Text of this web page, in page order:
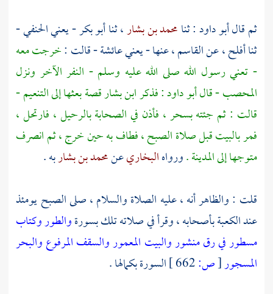
ثم قالأبو داود: ثنامحمد بن بشار، ثناأبو بكر- يعني الحنفي -
ثناأفلح، عنالقاسم، عنها - يعنيعائشة- قالت :خرجت معه
- تعني رسول الله صلى الله عليه وسلم - النفر الآخر ونزل
المحصب- قالأبو داود: فذكرابن بشارقصة بعثها إلىالتنعيم-
قالت : ثم جئته بسحر ، فأذن في الصحابة بالرحيل ، فارتحل ،
فمر بالبيت قبل صلاة الصبح ، فطاف به حين خرج ، ثم انصرف
متوجها إلىالمدينة.ورواهالبخاريعنمحمد بن بشاربه .
قلت : والظاهر أنه ، عليه الصلاة والسلام ، صلى الصبح يومئذ
عندالكعبةبأصحابه ، وقرأ في صلاته تلك بسورةوالطوروكتاب
مسطورفي رق منشوروالبيت المعموروالسقف المرفوعوالبحر
المسجور[ص:
السورة بكمالها .